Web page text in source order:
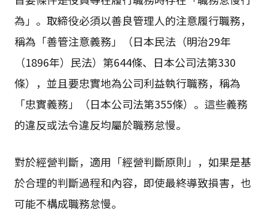
為」。取締役必須以善良管理人的注意履行職務，
稱為「善管注意義務」（日本民法（明治29年
（1896年）民法）第644條、日本公司法第330
條），並且要忠實地為公司利益執行職務，稱為
「忠實義務」（日本公司法第355條）。這些義務
的違反或法令違反均屬於職務怠慢。
對於經營判斷，適用「經營判斷原則」，如果是基
於合理的判斷過程和內容，即使最終導致損害，也
可能不構成職務怠慢。